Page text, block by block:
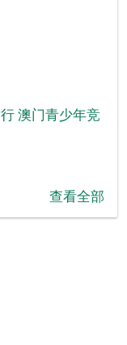
澳门青少年竞
查看全部